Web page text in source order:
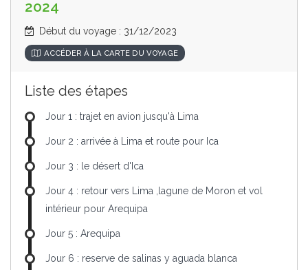
2024
Début du voyage : 31/12/2023
ACCÉDER À LA CARTE DU VOYAGE
Liste des étapes
Jour 1 : trajet en avion jusqu'à Lima
Jour 2 : arrivée à Lima et route pour Ica
Jour 3 : le désert d'Ica
Jour 4 : retour vers Lima ,lagune de Moron et vol
intérieur pour Arequipa
Jour 5 : Arequipa
Jour 6 : reserve de salinas y aguada blanca